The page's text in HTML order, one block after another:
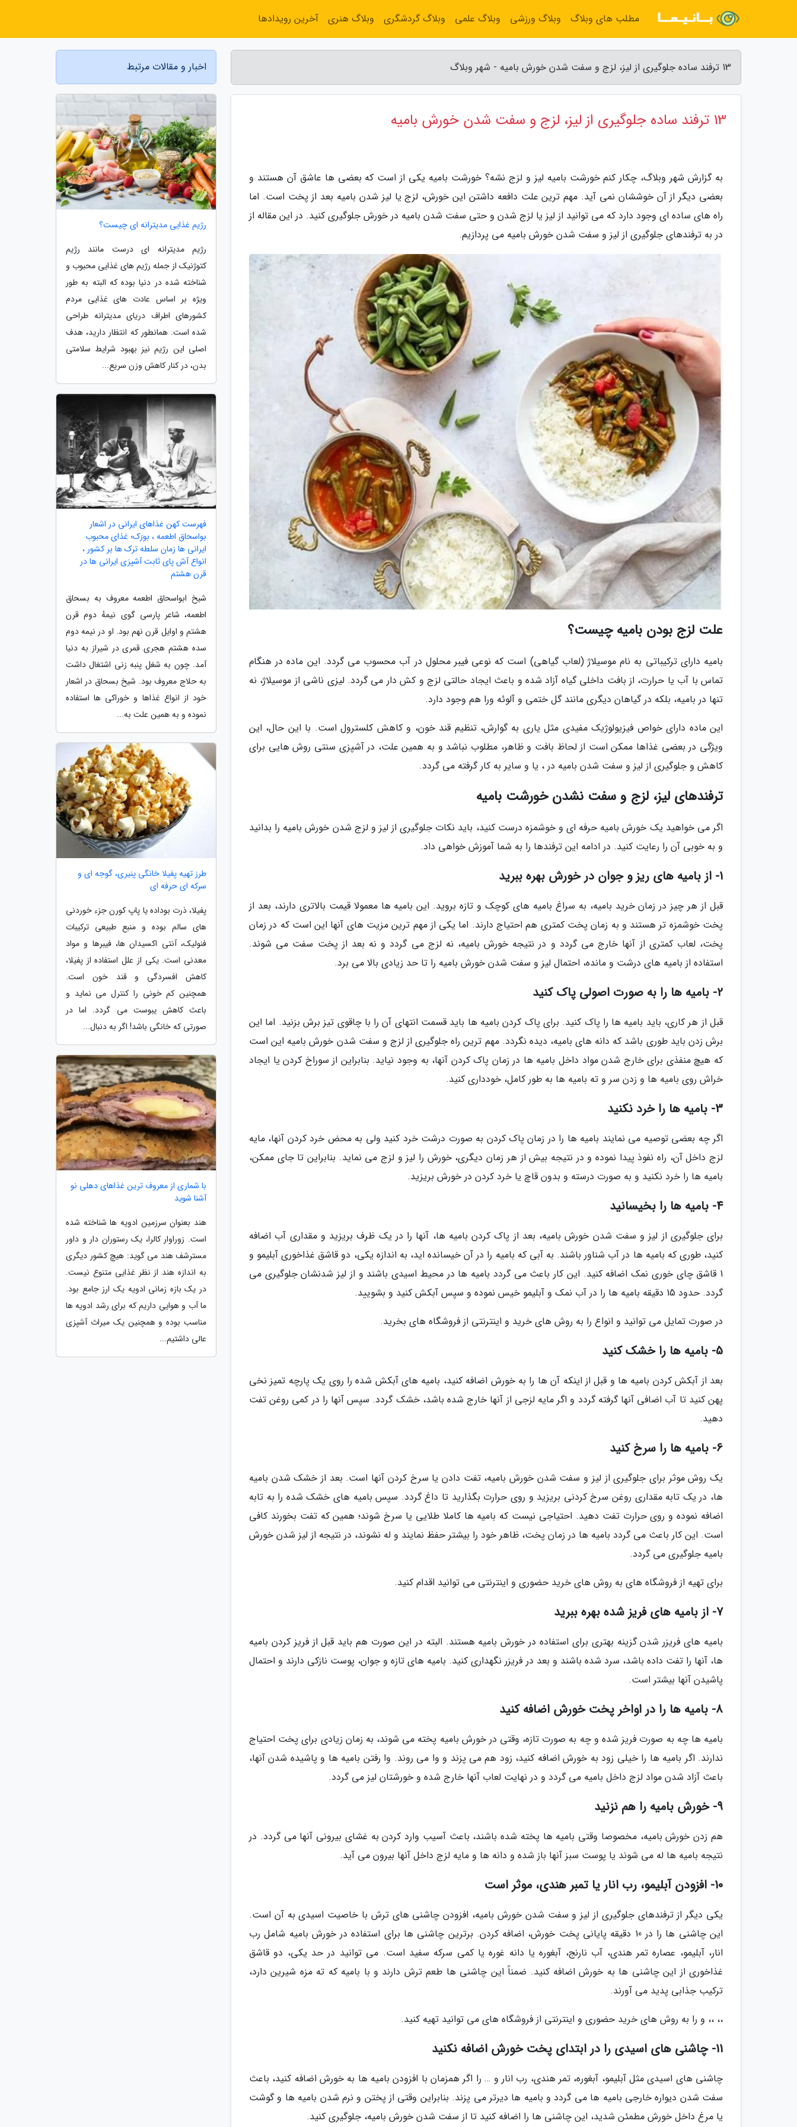
13 ترفند ساده جلوگیری از لیز، لزج و سفت شدن خورش بامیه - شهر وبلاگ
13 ترفند ساده جلوگیری از لیز، لزج و سفت شدن خورش بامیه
به گزارش شهر وبلاگ، چکار کنم خورشت بامیه لیز و لزج نشه؟ خورشت بامیه یکی از است که بعضی ها عاشق آن هستند و
بعضی دیگر از آن خوششان نمی آید. مهم ترین علت دافعه داشتن این خورش، لزج یا لیز شدن بامیه بعد از پخت است. اما
راه های ساده ای وجود دارد که می توانید از لیز یا لزج شدن و حتی سفت شدن بامیه در خورش جلوگیری کنید. در این مقاله از
در به ترفندهای جلوگیری از لیز و سفت شدن خورش بامیه می پردازیم.
علت لزج بودن بامیه چیست؟
بامیه دارای ترکیباتی به نام موسیلاژ (لعاب گیاهی) است که نوعی فیبر محلول در آب محسوب می گردد. این ماده در هنگام
تماس با آب یا حرارت، از بافت داخلی گیاه آزاد شده و باعث ایجاد حالتی لزج و کش دار می گردد. لیزی ناشی از موسیلاژ، نه
تنها در بامیه، بلکه در گیاهان دیگری مانند گل ختمی و آلوئه ورا هم وجود دارد.
این ماده دارای خواص فیزیولوژیک مفیدی مثل یاری به گوارش، تنظیم قند خون، و کاهش کلسترول است. با این حال، این
ویژگی در بعضی غذاها ممکن است از لحاظ بافت و ظاهر، مطلوب نباشد و به همین علت، در آشپزی سنتی روش هایی برای
کاهش و جلوگیری از لیز و سفت شدن بامیه در ، یا و سایر به کار گرفته می گردد.
ترفندهای لیز، لزج و سفت نشدن خورشت بامیه
اگر می خواهید یک خورش بامیه حرفه ای و خوشمزه درست کنید، باید نکات جلوگیری از لیز و لزج شدن خورش بامیه را بدانید
و به خوبی آن را رعایت کنید. در ادامه این ترفندها را به شما آموزش خواهی داد.
1- از بامیه های ریز و جوان در خورش بهره ببرید
قبل از هر چیز در زمان خرید بامیه، به سراغ بامیه های کوچک و تازه بروید. این بامیه ها معمولا قیمت بالاتری دارند، بعد از
پخت خوشمزه تر هستند و به زمان پخت کمتری هم احتیاج دارند. اما یکی از مهم ترین مزیت های آنها این است که در زمان
پخت، لعاب کمتری از آنها خارج می گردد و در نتیجه خورش بامیه، نه لزج می گردد و نه بعد از پخت سفت می شوند.
استفاده از بامیه های درشت و مانده، احتمال لیز و سفت شدن خورش بامیه را تا حد زیادی بالا می برد.
2- بامیه ها را به صورت اصولی پاک کنید
قبل از هر کاری، باید بامیه ها را پاک کنید. برای پاک کردن بامیه ها باید قسمت انتهای آن را با چاقوی تیز برش بزنید. اما این
برش زدن باید طوری باشد که دانه های بامیه، دیده نگردد. مهم ترین راه جلوگیری از لزج و سفت شدن خورش بامیه این است
که هیچ منفذی برای خارج شدن مواد داخل بامیه ها در زمان پاک کردن آنها، به وجود نیاید. بنابراین از سوراخ کردن یا ایجاد
خراش روی بامیه ها و زدن سر و ته بامیه ها به طور کامل، خودداری کنید.
3- بامیه ها را خرد نکنید
اگر چه بعضی توصیه می نمایند بامیه ها را در زمان پاک کردن به صورت درشت خرد کنید ولی به محض خرد کردن آنها، مایه
لزج داخل آن، راه نفوذ پیدا نموده و در نتیجه بیش از هر زمان دیگری، خورش را لیز و لزج می نماید. بنابراین تا جای ممکن،
بامیه ها را خرد نکنید و به صورت درسته و بدون قاچ یا خرد کردن در خورش بریزید.
4- بامیه ها را بخیسانید
برای جلوگیری از لیز و سفت شدن خورش بامیه، بعد از پاک کردن بامیه ها، آنها را در یک ظرف بریزید و مقداری آب اضافه
کنید، طوری که بامیه ها در آب شناور باشند. به آبی که بامیه را در آن خیسانده اید، به اندازه یکی، دو قاشق غذاخوری آبلیمو و
1 قاشق چای خوری نمک اضافه کنید. این کار باعث می گردد بامیه ها در محیط اسیدی باشند و از لیز شدنشان جلوگیری می
گردد. حدود 15 دقیقه بامیه ها را در آب نمک و آبلیمو خیس نموده و سپس آبکش کنید و بشویید.
در صورت تمایل می توانید و انواع را به روش های خرید و اینترنتی از فروشگاه های بخرید.
5- بامیه ها را خشک کنید
بعد از آبکش کردن بامیه ها و قبل از اینکه آن ها را به خورش اضافه کنید، بامیه های آبکش شده را روی یک پارچه تمیز نخی
پهن کنید تا آب اضافی آنها گرفته گردد و اگر مایه لزجی از آنها خارج شده باشد، خشک گردد. سپس آنها را در کمی روغن تفت
دهید.
6- بامیه ها را سرخ کنید
یک روش موثر برای جلوگیری از لیز و سفت شدن خورش بامیه، تفت دادن یا سرخ کردن آنها است. بعد از خشک شدن بامیه
ها، در یک تابه مقداری روغن سرخ کردنی بریزید و روی حرارت بگذارید تا داغ گردد. سپس بامیه های خشک شده را به تابه
اضافه نموده و روی حرارت تفت دهید. احتیاجی نیست که بامیه ها کاملا طلایی یا سرخ شوند؛ همین که تفت بخورند کافی
است. این کار باعث می گردد بامیه ها در زمان پخت، ظاهر خود را بیشتر حفظ نمایند و له نشوند، در نتیجه از لیز شدن خورش
بامیه جلوگیری می گردد.
برای تهیه از فروشگاه های به روش های خرید حضوری و اینترنتی می توانید اقدام کنید.
7- از بامیه های فریز شده بهره ببرید
بامیه های فریزر شدن گزینه بهتری برای استفاده در خورش بامیه هستند. البته در این صورت هم باید قبل از فریز کردن بامیه
ها، آنها را تفت داده باشد، سرد شده باشند و بعد در فریزر نگهداری کنید. بامیه های تازه و جوان، پوست نازکی دارند و احتمال
پاشیدن آنها بیشتر است.
8- بامیه ها را در اواخر پخت خورش اضافه کنید
بامیه ها چه به صورت فریز شده و چه به صورت تازه، وقتی در خورش بامیه پخته می شوند، به زمان زیادی برای پخت احتیاج
ندارند. اگر بامیه ها را خیلی زود به خورش اضافه کنید، زود هم می پزند و وا می روند. وا رفتن بامیه ها و پاشیده شدن آنها،
باعث آزاد شدن مواد لزج داخل بامیه می گردد و در نهایت لعاب آنها خارج شده و خورشتان لیز می گردد.
9- خورش بامیه را هم نزنید
هم زدن خورش بامیه، مخصوصا وقتی بامیه ها پخته شده باشند، باعث آسیب وارد کردن به غشای بیرونی آنها می گردد. در
نتیجه بامیه ها له می شوند یا پوست سبز آنها باز شده و دانه ها و مایه لزج داخل آنها بیرون می آید.
10- افزودن آبلیمو، رب انار یا تمبر هندی، موثر است
یکی دیگر از ترفندهای جلوگیری از لیز و سفت شدن خورش بامیه، افزودن چاشنی های ترش با خاصیت اسیدی به آن است.
این چاشنی ها را در 10 دقیقه پایانی پخت خورش، اضافه کردن. برترین چاشنی ها برای استفاده در خورش بامیه شامل رب
انار، آبلیمو، عصاره تمر هندی، آب نارنج، آبغوره یا دانه غوره یا کمی سرکه سفید است. می توانید در حد یکی، دو قاشق
غذاخوری از این چاشنی ها به خورش اضافه کنید. ضمناً این چاشنی ها طعم ترش دارند و با بامیه که ته مزه شیرین دارد،
ترکیب جذابی پدید می آورند.
،، ،، و را به روش های خرید حضوری و اینترنتی از فروشگاه های می توانید تهیه کنید.
11- چاشنی های اسیدی را در ابتدای پخت خورش اضافه نکنید
چاشنی های اسیدی مثل آبلیمو، آبغوره، تمر هندی، رب انار و … را اگر همزمان با افزودن بامیه ها به خورش اضافه کنید، باعث
سفت شدن دیواره خارجی بامیه ها می گردد و بامیه ها دیرتر می پزند. بنابراین وقتی از پختن و نرم شدن بامیه ها و گوشت
یا مرغ داخل خورش مطمئن شدید، این چاشنی ها را اضافه کنید تا از سفت شدن خورش بامیه، جلوگیری کنید.
اخبار و مقالات مرتبط
رژیم غذایی مدیترانه ای چیست؟
رژیم مدیترانه ای درست مانند رژیم
کتوژنیک از جمله رژیم های غذایی محبوب و
شناخته شده در دنیا بوده که البته به طور
ویژه بر اساس عادت های غذایی مردم
کشورهای اطراف دریای مدیترانه طراحی
شده است. همانطور که انتظار دارید، هدف
اصلی این رژیم نیز بهبود شرایط سلامتی
بدن، در کنار کاهش وزن سریع...
فهرست کهن غذاهای ایرانی در اشعار
بواسحاق اطعمه ، بورَک؛ غذای محبوب
ایرانی ها زمان سلطه ترک ها بر کشور ،
انواع آش پای ثابت آشپزی ایرانی ها در
قرن هشتم
شیخ ابواسحاق اطعمه معروف به بسحاق
اطعمه، شاعر پارسی گوی نیمهٔ دوم قرن
هشتم و اوایل قرن نهم بود. او در نیمه دوم
سده هشتم هجری قمری در شیراز به دنیا
آمد. چون به شغل پنبه زنی اشتغال داشت
به حلاج معروف بود. شیخ بسحاق در اشعار
خود از انواع غذاها و خوراکی ها استفاده
نموده و به همین علت به...
طرز تهیه پفیلا خانگی پنیری، گوجه ای و
سرکه ای حرفه ای
پفیلا، ذرت بوداده یا پاپ کورن جزء خوردنی
های سالم بوده و منبع طبیعی ترکیبات
فنولیک، آنتی اکسیدان ها، فیبرها و مواد
معدنی است. یکی از علل استفاده از پفیلا،
کاهش افسردگی و قند خون است.
همچنین کم خونی را کنترل می نماید و
باعث کاهش یبوست می گردد. اما در
صورتی که خانگی باشد! اگر به دنبال...
با شماری از معروف ترین غذاهای دهلی نو
آشنا شوید
هند بعنوان سرزمین ادویه ها شناخته شده
است. زوراوار کالرا، یک رستوران دار و داور
مسترشف هند می گوید: هیچ کشور دیگری
به اندازه هند از نظر غذایی متنوع نیست.
در یک بازه زمانی ادویه یک ارز جامع بود.
ما آب و هوایی داریم که برای رشد ادویه ها
مناسب بوده و همچنین یک میراث آشپزی
عالی داشتیم...
مطلب های وبلاگ وبلاگ ورزشی وبلاگ علمی وبلاگ گردشگری وبلاگ هنری آخرین رویدادها